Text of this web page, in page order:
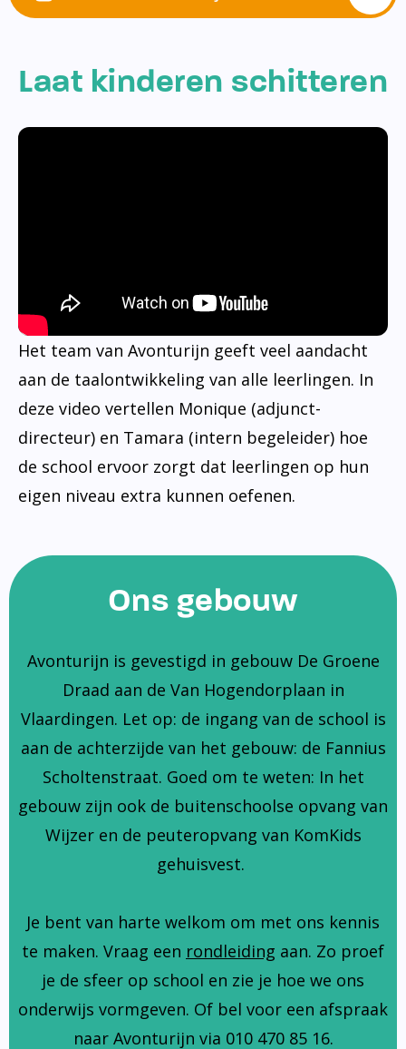
Laat kinderen schitteren
Het team van Avonturijn geeft veel aandacht
aan de taalontwikkeling van alle leerlingen. In
deze video vertellen Monique (adjunct-
directeur) en Tamara (intern begeleider) hoe
de school ervoor zorgt dat leerlingen op hun
eigen niveau extra kunnen oefenen.
Ons gebouw
Avonturijn is gevestigd in gebouw De Groene
Draad aan de Van Hogendorplaan in
Vlaardingen. Let op: de ingang van de school is
aan de achterzijde van het gebouw: de Fannius
Scholtenstraat. Goed om te weten: In het
gebouw zijn ook de buitenschoolse opvang van
Wijzer en de peuteropvang van KomKids
gehuisvest.
Je bent van harte welkom om met ons kennis
te maken. Vraag een rondleiding aan. Zo proef
je de sfeer op school en zie je hoe we ons
onderwijs vormgeven. Of bel voor een afspraak
naar Avonturijn via 010 470 85 16.